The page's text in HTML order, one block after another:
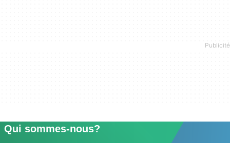
Qui sommes-nous?